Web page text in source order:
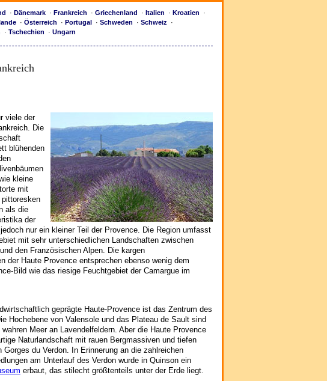
· Dänemark · Frankreich · Griechenland · Italien · Kroatien
·
· Österreich · Portugal · Schweden · Schweiz
·
· Tschechien · Ungarn
viele der
Die
blühenden
kleine
mit
als die
der
nur ein kleiner Teil der Provence. Die Region umfasst
mit sehr unterschiedlichen Landschaften zwischen
den Französischen Alpen. Die kargen
der Haute Provence entsprechen ebenso wenig dem
Bild wie das riesige Feuchtgebiet der Camargue im
geprägte Haute-Provence ist das Zentrum des
Hochebene von Valensole und das Plateau de Sault sind
Meer an Lavendelfeldern. Aber die Haute Provence
Naturlandschaft mit rauen Bergmassiven und tiefen
Gorges du Verdon. In Erinnerung an die zahlreichen
am Unterlauf des Verdon wurde in Quinson ein
erbaut, das stilecht größtenteils unter der Erde liegt.